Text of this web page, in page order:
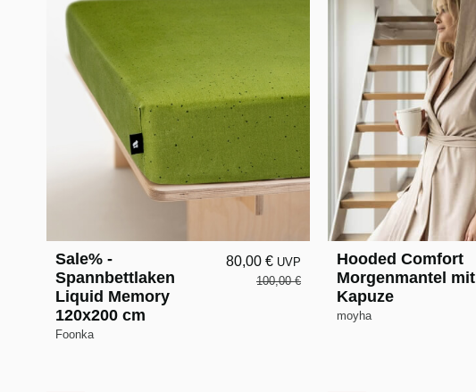
Sale% -
Spannbettlaken
Liquid Memory
120x200 cm
Foonka
80,00 € UVP
100,00 €
Hooded Comfort
Morgenmantel mit
Kapuze
moyha